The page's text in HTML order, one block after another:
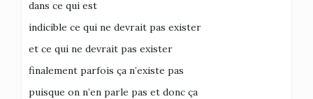
dans ce qui est
indicible ce qui ne devrait pas exister
et ce qui ne devrait pas exister
finalement parfois ça n’existe pas
puisque on n’en parle pas et donc ça